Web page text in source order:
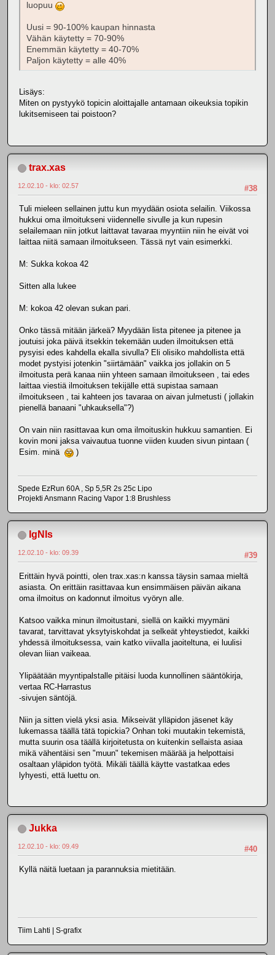
luopuu
Uusi = 90-100% kaupan hinnasta
Vähän käytetty = 70-90%
Enemmän käytetty = 40-70%
Paljon käytetty = alle 40%
Lisäys:
Miten on pystyykö topicin aloittajalle antamaan oikeuksia topikin
lukitsemiseen tai poistoon?
trax.xas
#38
12.02.10 - klo: 02.57
Tuli mieleen sellainen juttu kun myydään osiota selailin. Viikossa
hukkui oma ilmoitukseni viidennelle sivulle ja kun rupesin
selailemaan niin jotkut laittavat tavaraa myyntiin niin he eivät voi
laittaa niitä samaan ilmoitukseen. Tässä nyt vain esimerkki.
M: Sukka kokoa 42
Sitten alla lukee
M: kokoa 42 olevan sukan pari.
Onko tässä mitään järkeä? Myydään lista pitenee ja pitenee ja
joutuisi joka päivä itsekkin tekemään uuden ilmoituksen että
pysyisi edes kahdella ekalla sivulla? Eli olisiko mahdollista että
modet pystyisi jotenkin "siirtämään" vaikka jos jollakin on 5
ilmoitusta perä kanaa niin yhteen samaan ilmoitukseen , tai edes
laittaa viestiä ilmoituksen tekijälle että supistaa samaan
ilmoitukseen , tai kahteen jos tavaraa on aivan julmetusti ( jollakin
pienellä banaani "uhkauksella"?)
On vain niin rasittavaa kun oma ilmoituskin hukkuu samantien. Ei
kovin moni jaksa vaivautua tuonne viiden kuuden sivun pintaan (
Esim. minä
)
Spede EzRun 60A , Sp 5,5R 2s 25c Lipo
Projekti Ansmann Racing Vapor 1:8 Brushless
IgNIs
#39
12.02.10 - klo: 09.39
Erittäin hyvä pointti, olen trax.xas:n kanssa täysin samaa mieltä
asiasta. On erittäin rasittavaa kun ensimmäisen päivän aikana
oma ilmoitus on kadonnut ilmoitus vyöryn alle.
Katsoo vaikka minun ilmoitustani, siellä on kaikki myymäni
tavarat, tarvittavat yksytyiskohdat ja selkeät yhteystiedot, kaikki
yhdessä ilmoituksessa, vain katko viivalla jaoiteltuna, ei luulisi
olevan liian vaikeaa.
Ylipäätään myyntipalstalle pitäisi luoda kunnollinen sääntökirja,
vertaa RC-Harrastus
-sivujen säntöjä.
Niin ja sitten vielä yksi asia. Mikseivät ylläpidon jäsenet käy
lukemassa täällä tätä topickia? Onhan toki muutakin tekemistä,
mutta suurin osa täällä kirjoitetusta on kuitenkin sellaista asiaa
mikä vähentäisi sen "muun" tekemisen määrää ja helpottaisi
osaltaan yläpidon työtä. Mikäli täällä käytte vastatkaa edes
lyhyesti, että luettu on.
Jukka
#40
12.02.10 - klo: 09.49
Kyllä näitä luetaan ja parannuksia mietitään.
Tiim Lahti | S-grafix